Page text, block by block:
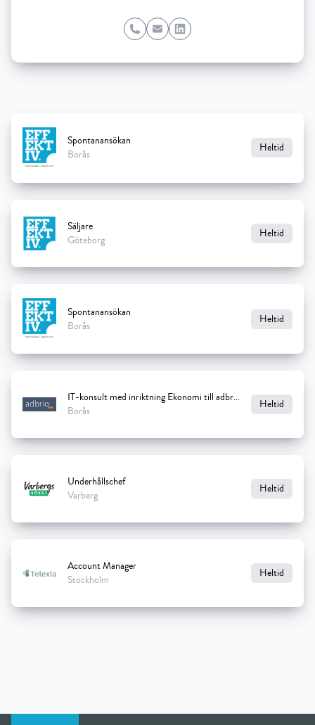
PhoneEmailLinkedIn
Spontanansökan
Borås
Heltid
Säljare
Göteborg
Heltid
Spontanansökan
Borås
Heltid
IT-konsult med inriktning Ekonomi till adbriq
Borås
Heltid
Underhållschef
Varberg
Heltid
Account Manager
Stockholm
Heltid